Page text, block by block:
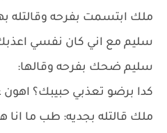
ملك ابتسمت بفرحه وقالتله
سليم مع اني كان نفسي
سليم ضحك بفرحه وقالها:
كدا برضو تعذبي حبيبك؟ اهون
ملك قالتله بجديه: طب ما انا